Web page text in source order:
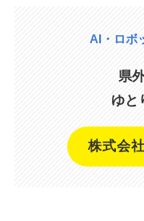
AI・ロボ
県
ゆと
株式会